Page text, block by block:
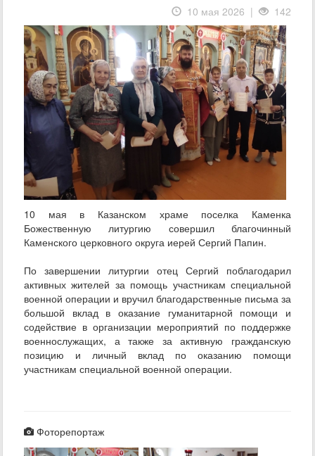
10 мая 2026 | 142
10 мая в Казанском храме поселка Каменка
Божественную литургию совершил благочинный
Каменского церковного округа иерей Сергий Папин.
По завершении литургии отец Сергий поблагодарил
активных жителей за помощь участникам специальной
военной операции и вручил благодарственные письма за
большой вклад в оказание гуманитарной помощи и
содействие в организации мероприятий по поддержке
военнослужащих, а также за активную гражданскую
позицию и личный вклад по оказанию помощи
участникам специальной военной операции.
Фоторепортаж